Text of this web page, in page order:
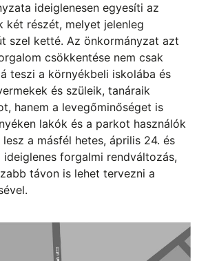
ideiglenesen egyesíti az
két részét, melyet jelenleg
szel ketté. Az önkormányzat azt
csökkentése nem csak
teszi a környékbeli iskolába és
és szüleik, tanáraik
hanem a levegőminőséget is
lakók és a parkot használók
a másfél hetes, április 24. és
forgalmi rendváltozás,
távon is lehet tervezni a